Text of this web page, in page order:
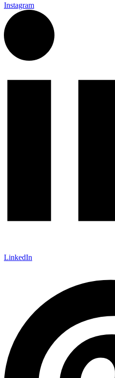
Instagram
LinkedIn